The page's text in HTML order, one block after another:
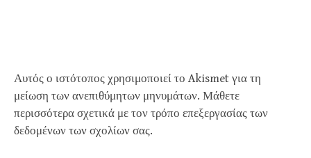
Αυτός ο ιστότοπος χρησιμοποιεί το Akismet για τη
μείωση των ανεπιθύμητων μηνυμάτων. Μάθετε
περισσότερα σχετικά με τον τρόπο επεξεργασίας των
δεδομένων των σχολίων σας.